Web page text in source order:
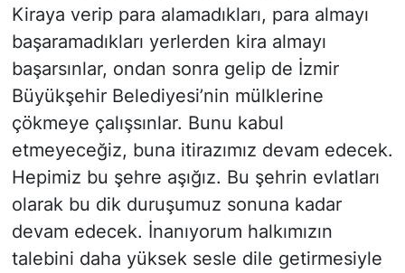
Kiraya verip para alamadıkları, para almayı
başaramadıkları yerlerden kira almayı
başarsınlar, ondan sonra gelip de İzmir
Büyükşehir Belediyesi’nin mülklerine
çökmeye çalışsınlar. Bunu kabul
etmeyeceğiz, buna itirazımız devam edecek.
Hepimiz bu şehre aşığız. Bu şehrin evlatları
olarak bu dik duruşumuz sonuna kadar
devam edecek. İnanıyorum halkımızın
talebini daha yüksek sesle dile getirmesiyle